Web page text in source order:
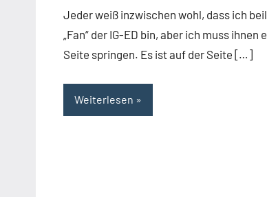
Jeder weiß inzwischen wohl, dass ich
„Fan“ der IG-ED bin, aber ich muss ihnen
Seite springen. Es ist auf der Seite […]
Weiterlesen